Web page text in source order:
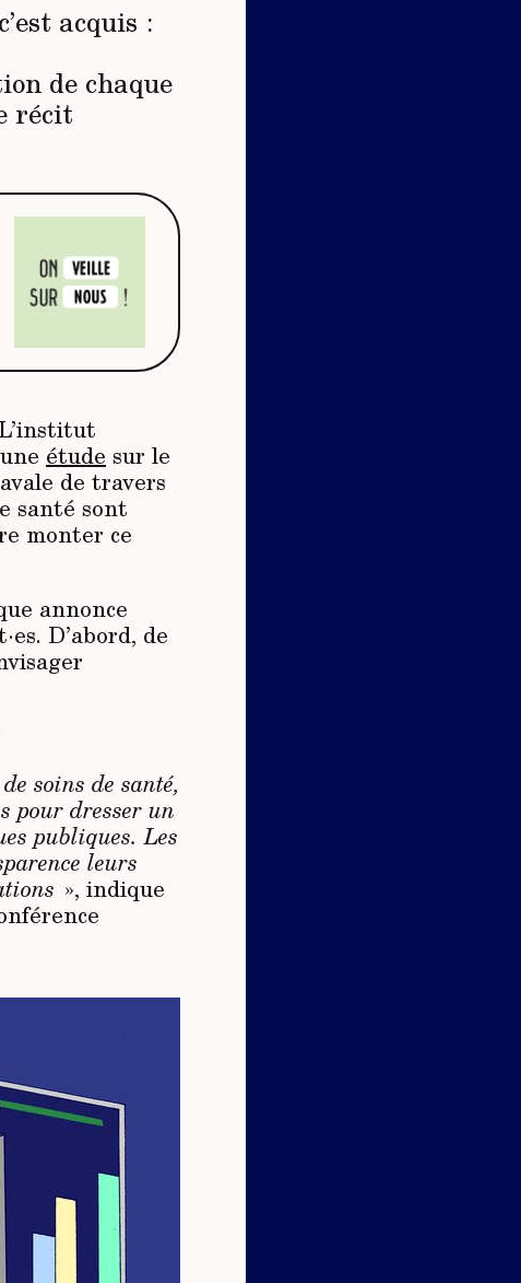
acquis :
de chaque
récit
étude sur le
de travers
santé sont
monter ce
annonce
D’abord, de
soins de santé,
pour dresser un
publiques. Les
leurs
», indique